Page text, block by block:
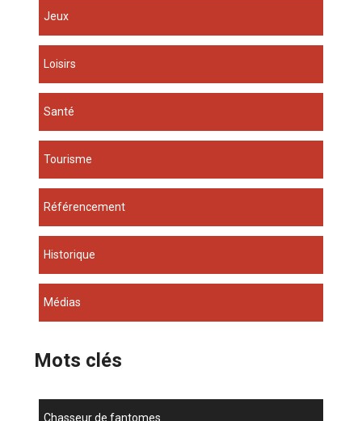
Jeux
Loisirs
Santé
Tourisme
Référencement
Historique
Médias
Mots clés
chasseur de fantomes